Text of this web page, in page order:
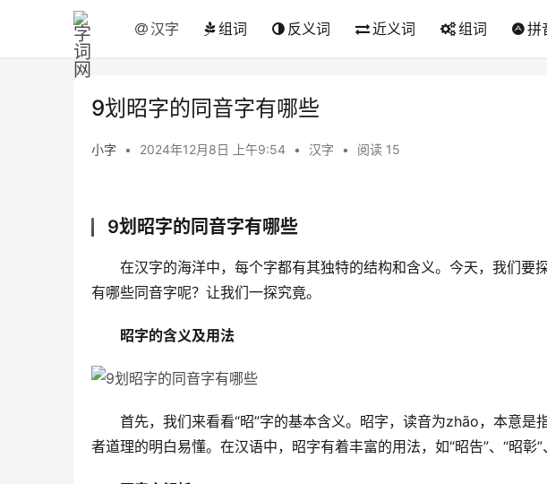
汉字 组词 反义词 近义词 组词 拼
9划昭字的同音字有哪些
小字 • 2024年12月8日 上午9:54 • 汉字 • 阅读 15
9划昭字的同音字有哪些
在汉字的海洋中，每个字都有其独特的结构和含义。今天，我们要
有哪些同音字呢？让我们一探究竟。
昭字的含义及用法
首先，我们来看看“昭”字的基本含义。昭字，读音为zhāo，本意是
者道理的明白易懂。在汉语中，昭字有着丰富的用法，如“昭告”、“昭彰”